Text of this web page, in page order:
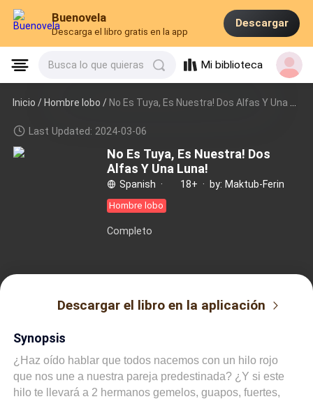
Buenovela
Descarga el libro gratis en la app
Descargar
Busca lo que quieras Mi biblioteca
Inicio /Hombre lobo / No Es Tuya, Es Nuestra! Dos Alfas Y Una Luna!
Last Updated: 2024-03-06
No Es Tuya, Es Nuestra! Dos
Alfas Y Una Luna!
Spanish · 18+ · by: Maktub-Ferin
Hombre lobo
Completo
Descargar el libro en la aplicación
Synopsis
¿Haz oído hablar que todos nacemos con un hilo rojo
que nos une a nuestra pareja predestinada? ¿Y si este
hilo te llevará a 2 hermanos gemelos, guapos, fuertes,